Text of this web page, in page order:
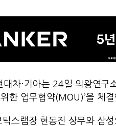
차·기아는 24일 의왕연구
한 업무협약(MOU)’을 체
스랩장 현동진 상무와 삼